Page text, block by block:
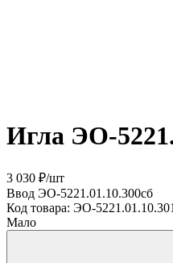
Игла ЭО-
3 030 ₽/шт
Ввод ЭО-5221.01.10.300сб
Код товара: ЭО-5221.01.10.301
Мало